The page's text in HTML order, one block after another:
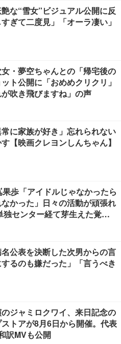
な“雪女”ビジュアル公開に反
ぎて二度見」「オーラ凄い」
・夢空ちゃんとの「帰宅後の
ト公開に「おめめクリクリ」
が吹き飛びますね」の声
に家族が好き」忘れられない
【映画クレヨンしんちゃん】
歩「アイドルじゃなかったら
かった」日々の活動が頑張れ
独センター経て芽生えた覚悟
公表を決断した次男からの言
るのも嫌だった」「言うべき
ジャミロクワイ、来日記念の
トアが8月6日から開催。代表
訳MVも公開